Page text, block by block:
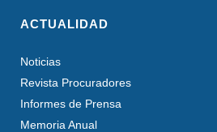
ACTUALIDAD
Noticias
Revista Procuradores
Informes de Prensa
Memoria Anual